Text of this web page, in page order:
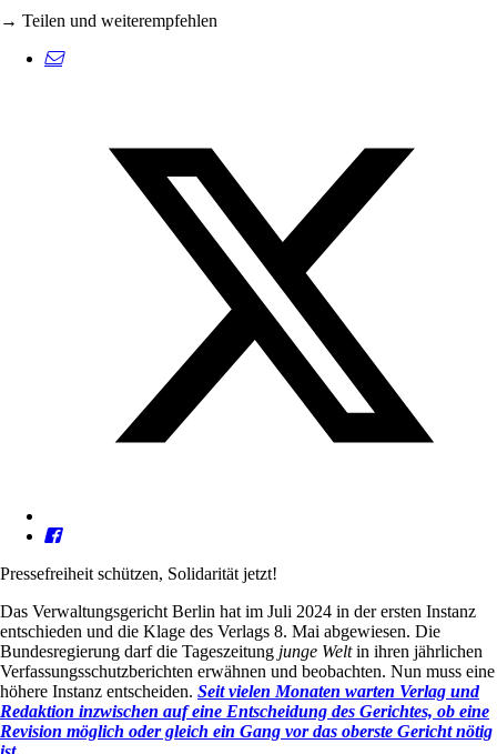
→ Teilen und weiterempfehlen
Pressefreiheit schützen, Solidarität jetzt!
Das Verwaltungsgericht Berlin hat im Juli 2024 in der ersten Instanz
entschieden und die Klage des Verlags 8. Mai abgewiesen. Die
Bundesregierung darf die Tageszeitung junge Weltin ihren jährlichen
Verfassungsschutzberichten erwähnen und beobachten. Nun muss eine
höhere Instanz entscheiden. Seit vielen Monaten warten Verlag und
Redaktion inzwischen auf eine Entscheidung des Gerichtes, ob eine
Revision möglich oder gleich ein Gang vor das oberste Gericht nötig